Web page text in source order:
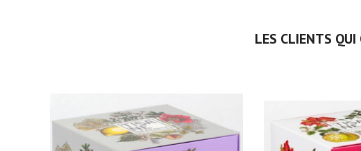
LES CLIENTS